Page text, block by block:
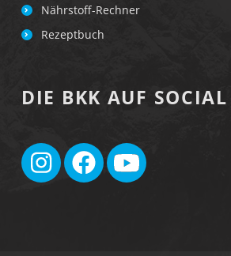
Nährstoff-Rechner
Rezeptbuch
DIE BKK AUF